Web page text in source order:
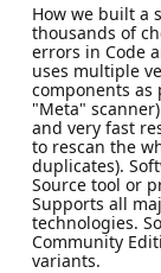
How we built a
thousands of
errors in Code
uses multiple
components
"Meta"
and very fast
to rescan the
duplicates).
Source tool or
Supports all
technologies.
Community
variants.